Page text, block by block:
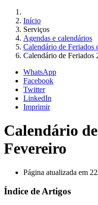
Início
Serviços
Agendas e calendários
Calendário de Feriados
Calendário de Feriados
WhatsApp
Facebook
Twitter
LinkedIn
Imprimir
Calendário
Fevereiro
Página atualizada em
Índice de Artigos